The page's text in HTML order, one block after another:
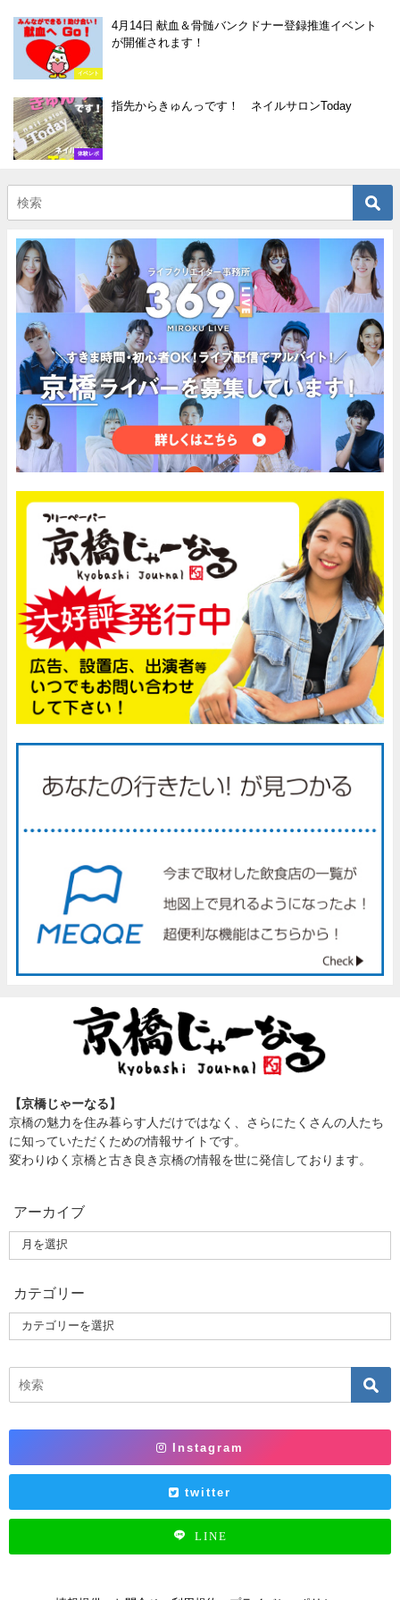
イベント
4月14日 献血＆骨髄バンクドナー登録推進イベント
が開催されます！
体験レポ
指先からきゅんっです！ ネイルサロンToday
【京橋じゃーなる】
京橋の魅力を住み暮らす人だけではなく、さらにたくさんの人たち
に知っていただくための情報サイトです。
変わりゆく京橋と古き良き京橋の情報を世に発信しております。
アーカイブ
カテゴリー
Instagram
twitter
LINE